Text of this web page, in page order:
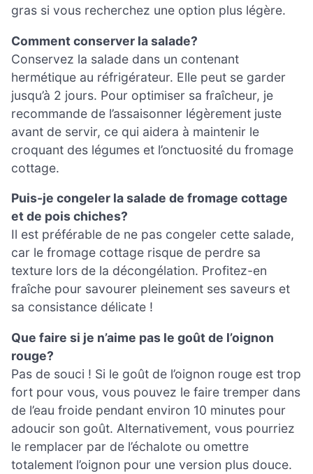
gras si vous recherchez une option plus légère.
Comment conserver la salade?
Conservez la salade dans un contenant
hermétique au réfrigérateur. Elle peut se garder
jusqu’à 2 jours. Pour optimiser sa fraîcheur, je
recommande de l’assaisonner légèrement juste
avant de servir, ce qui aidera à maintenir le
croquant des légumes et l’onctuosité du fromage
cottage.
Puis-je congeler la salade de fromage cottage
et de pois chiches?
Il est préférable de ne pas congeler cette salade,
car le fromage cottage risque de perdre sa
texture lors de la décongélation. Profitez-en
fraîche pour savourer pleinement ses saveurs et
sa consistance délicate !
Que faire si je n’aime pas le goût de l’oignon
rouge?
Pas de souci ! Si le goût de l’oignon rouge est trop
fort pour vous, vous pouvez le faire tremper dans
de l’eau froide pendant environ 10 minutes pour
adoucir son goût. Alternativement, vous pourriez
le remplacer par de l’échalote ou omettre
totalement l’oignon pour une version plus douce.